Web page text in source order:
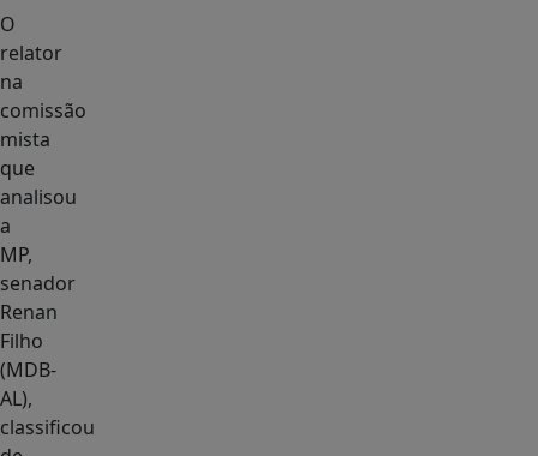
O
relator
na
comissão
mista
que
analisou
a
MP,
senador
Renan
Filho
(MDB-
AL),
classificou